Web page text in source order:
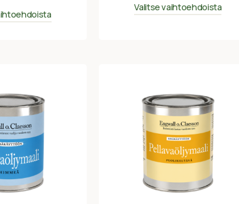
Valitse vaihtoehdoista